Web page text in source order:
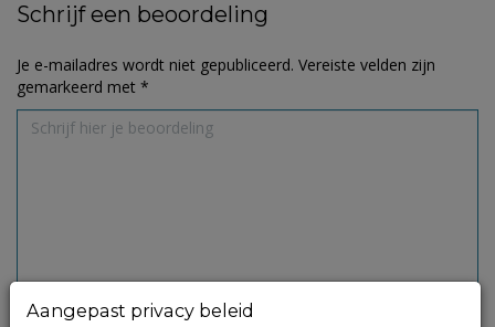
Schrijf een beoordeling
Je e-mailadres wordt niet gepubliceerd. Vereiste velden zijn
gemarkeerd met *
Aangepast privacy beleid